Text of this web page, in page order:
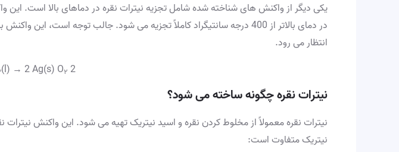
انتظار می رود.
2 AgNO
(l) → 2 Ag(s) O۲
نیترات نقره چگونه ساخته می شود؟
نیترات نقره معمولاً از مخلوط کردن نقره و اسید نیتریک تهیه می شود. این واکنش
نیتریک متفاوت است: